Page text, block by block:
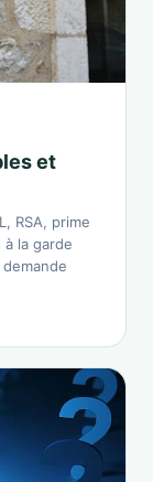
et
RSA, prime
à la garde